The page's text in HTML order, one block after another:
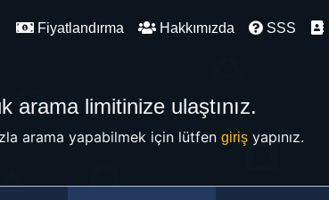
Fiyatlandırma Hakkımızda SSS
arama limitinize ulaştınız.
arama yapabilmek için lütfen girişyapınız.